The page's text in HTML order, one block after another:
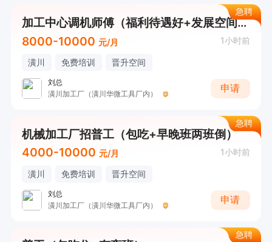
急聘
加工中心调机师傅（福利待遇好+发展空间大）
8000-10000 元/月 1小时前
潢川 免费培训 晋升空间
刘总
潢川加工厂（潢川华微工具厂内）
申请
急聘
机械加工厂招普工（包吃+早晚班两班倒）
4000-10000 元/月 1小时前
潢川 免费培训 晋升空间
刘总
潢川加工厂（潢川华微工具厂内）
申请
急聘